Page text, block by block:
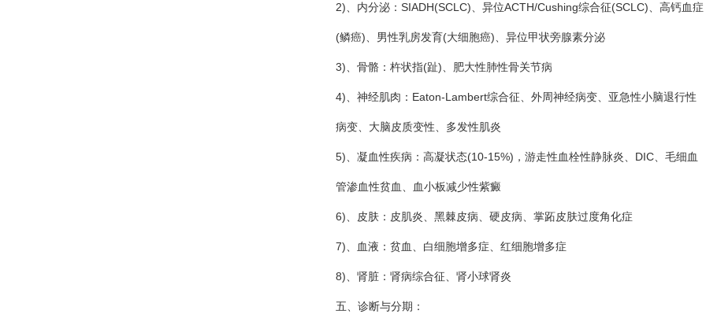
2)、内分泌：SIADH(SCLC)、异位ACTH/Cushing综合征(SCLC)、高钙血症
(鳞癌)、男性乳房发育(大细胞癌)、异位甲状旁腺素分泌
3)、骨骼：杵状指(趾)、肥大性肺性骨关节病
4)、神经肌肉：Eaton-Lambert综合征、外周神经病变、亚急性小脑退行性
病变、大脑皮质变性、多发性肌炎
5)、凝血性疾病：高凝状态(10-15%)，游走性血栓性静脉炎、DIC、毛细血
管渗血性贫血、血小板减少性紫癜
6)、皮肤：皮肌炎、黑棘皮病、硬皮病、掌跖皮肤过度角化症
7)、血液：贫血、白细胞增多症、红细胞增多症
8)、肾脏：肾病综合征、肾小球肾炎
五、诊断与分期：